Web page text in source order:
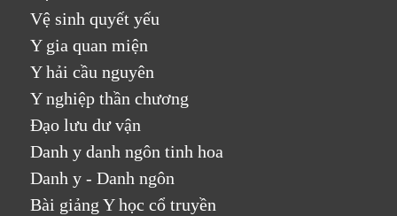
Vệ sinh quyết yếu
Y gia quan miện
Y hải cầu nguyên
Y nghiệp thần chương
Đạo lưu dư vận
Danh y danh ngôn tinh hoa
Danh y - Danh ngôn
Bài giảng Y học cổ truyền